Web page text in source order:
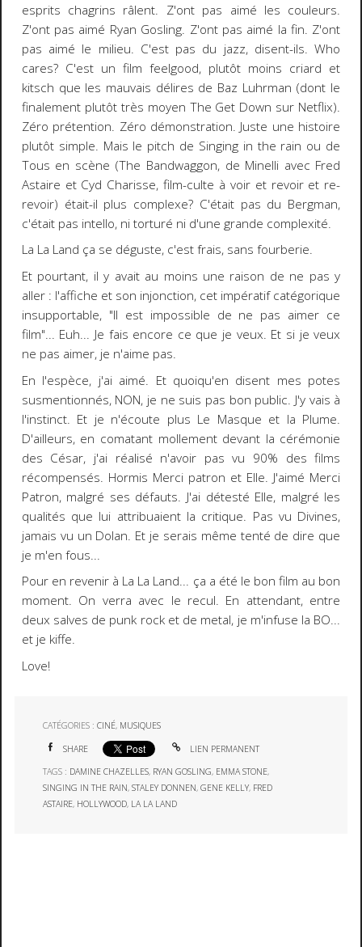
esprits chagrins râlent. Z'ont pas aimé les couleurs.
Z'ont pas aimé Ryan Gosling. Z'ont pas aimé la fin. Z'ont
pas aimé le milieu. C'est pas du jazz, disent-ils. Who
cares? C'est un film feelgood, plutôt moins criard et
kitsch que les mauvais délires de Baz Luhrman (dont le
finalement plutôt très moyen The Get Down sur Netflix).
Zéro prétention. Zéro démonstration. Juste une histoire
plutôt simple. Mais le pitch de Singing in the rain ou de
Tous en scène (The Bandwaggon, de Minelli avec Fred
Astaire et Cyd Charisse, film-culte à voir et revoir et re-
revoir) était-il plus complexe? C'était pas du Bergman,
c'était pas intello, ni torturé ni d'une grande complexité.
La La Land ça se déguste, c'est frais, sans fourberie.
Et pourtant, il y avait au moins une raison de ne pas y
aller : l'affiche et son injonction, cet impératif catégorique
insupportable, "Il est impossible de ne pas aimer ce
film"... Euh... Je fais encore ce que je veux. Et si je veux
ne pas aimer, je n'aime pas.
En l'espèce, j'ai aimé. Et quoiqu'en disent mes potes
susmentionnés, NON, je ne suis pas bon public. J'y vais à
l'instinct. Et je n'écoute plus Le Masque et la Plume.
D'ailleurs, en comatant mollement devant la cérémonie
des César, j'ai réalisé n'avoir pas vu 90% des films
récompensés. Hormis Merci patron et Elle. J'aimé Merci
Patron, malgré ses défauts. J'ai détesté Elle, malgré les
qualités que lui attribuaient la critique. Pas vu Divines,
jamais vu un Dolan. Et je serais même tenté de dire que
je m'en fous...
Pour en revenir à La La Land... ça a été le bon film au bon
moment. On verra avec le recul. En attendant, entre
deux salves de punk rock et de metal, je m'infuse la BO...
et je kiffe.
Love!
CATÉGORIES :CINÉ, MUSIQUES
SHARE LIEN PERMANENT
TAGS : DAMINE CHAZELLES, RYAN GOSLING, EMMA STONE,
SINGING IN THE RAIN,STALEY DONNEN,GENE KELLY, FRED
ASTAIRE, HOLLYWOOD, LA LA LAND